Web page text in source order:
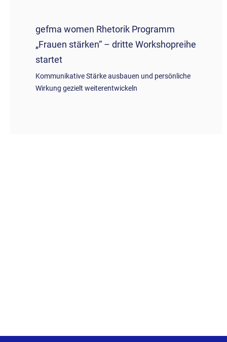
gefma women Rhetorik Programm
„Frauen stärken“ – dritte Workshopreihe
startet
Kommunikative Stärke ausbauen und persönliche
Wirkung gezielt weiterentwickeln